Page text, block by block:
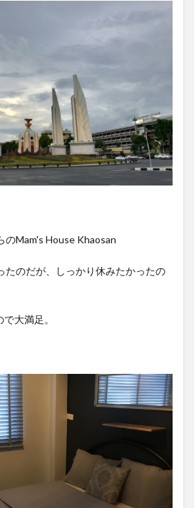
Mam's House Khaosan
たのだが、しっかり休みたかったの
大満足。